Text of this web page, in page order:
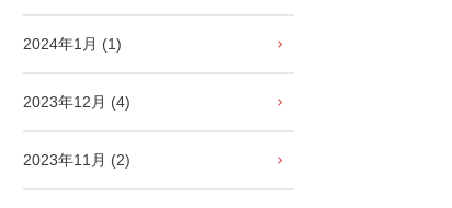
2024年1月 (1)
2023年12月 (4)
2023年11月 (2)